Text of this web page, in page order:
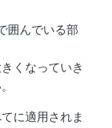
囲んでいる部
くなっていき
に適用されま